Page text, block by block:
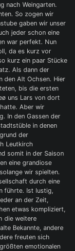
nach Weingarten.
So zogen wir
gaben wir unser
jeder schon eine
war perfekt. Nun
da es kurz vor
kurz ein paar Stücke
Als dann der
den Alt Ochsen. Hier
bis die ersten
uns Lars von dort
Aber wir
In den Gassen der
in denen
der
Leutkirch
somit in der Saison
eine grandiose
wir spielten.
durch eine
führte. Ist lustig,
an der Zeit,
etwas kompliziert,
die weitere
Bekannte, andere
freuten sich
emotionalen